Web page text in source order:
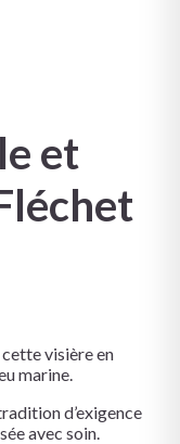
et
visière en
marine.
d’exigence
avec soin.